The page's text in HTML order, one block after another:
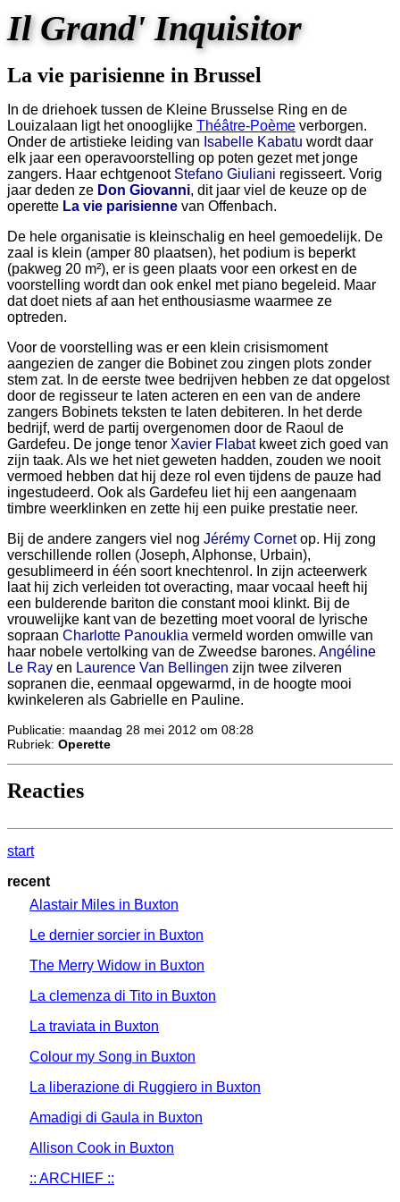
Il Grand' Inquisitor
La vie parisienne in Brussel
In de driehoek tussen de Kleine Brusselse Ring en de
Louizalaan ligt het onooglijke Théâtre-Poème verborgen.
Onder de artistieke leiding van Isabelle Kabatu wordt daar
elk jaar een operavoorstelling op poten gezet met jonge
zangers. Haar echtgenoot Stefano Giuliani regisseert. Vorig
jaar deden ze Don Giovanni, dit jaar viel de keuze op de
operette La vie parisienne van Offenbach.
De hele organisatie is kleinschalig en heel gemoedelijk. De
zaal is klein (amper 80 plaatsen), het podium is beperkt
(pakweg 20 m²), er is geen plaats voor een orkest en de
voorstelling wordt dan ook enkel met piano begeleid. Maar
dat doet niets af aan het enthousiasme waarmee ze
optreden.
Voor de voorstelling was er een klein crisismoment
aangezien de zanger die Bobinet zou zingen plots zonder
stem zat. In de eerste twee bedrijven hebben ze dat opgelost
door de regisseur te laten acteren en een van de andere
zangers Bobinets teksten te laten debiteren. In het derde
bedrijf, werd de partij overgenomen door de Raoul de
Gardefeu. De jonge tenor Xavier Flabatkweet zich goed van
zijn taak. Als we het niet geweten hadden, zouden we nooit
vermoed hebben dat hij deze rol even tijdens de pauze had
ingestudeerd. Ook als Gardefeu liet hij een aangenaam
timbre weerklinken en zette hij een puike prestatie neer.
Bij de andere zangers viel nog Jérémy Cornetop. Hij zong
verschillende rollen (Joseph, Alphonse, Urbain),
gesublimeerd in één soort knechtenrol. In zijn acteerwerk
laat hij zich verleiden tot overacting, maar vocaal heeft hij
een bulderende bariton die constant mooi klinkt. Bij de
vrouwelijke kant van de bezetting moet vooral de lyrische
sopraan Charlotte Panouklia vermeld worden omwille van
haar nobele vertolking van de Zweedse barones. Angéline
Le Ray en Laurence Van Bellingen zijn twee zilveren
sopranen die, eenmaal opgewarmd, in de hoogte mooi
kwinkeleren als Gabrielle en Pauline.
Publicatie: maandag 28 mei 2012 om 08:28
Rubriek: Operette
Reacties
start
recent
Alastair Miles in Buxton
Le dernier sorcier in Buxton
The Merry Widow in Buxton
La clemenza di Tito in Buxton
La traviata in Buxton
Colour my Song in Buxton
La liberazione di Ruggiero in Buxton
Amadigi di Gaula in Buxton
Allison Cook in Buxton
:: ARCHIEF ::